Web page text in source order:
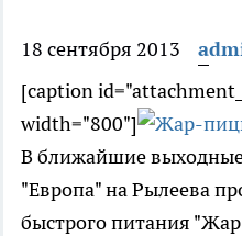
18 сентября 2013
[caption
width="800"]
В ближайшие
"Европа" на Рылеева
быстрого питания